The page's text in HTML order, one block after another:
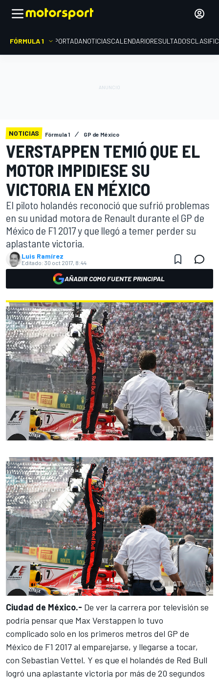
FÓRMULA 1 PORTADANOTICIASCALENDARIORESULTADOS
NOTICIAS Fórmula 1 GP de México
VERSTAPPEN TEMIÓ QUE EL
MOTOR IMPIDIESE SU
VICTORIA EN MÉXICO
El piloto holandés reconoció que sufrió problemas
en su unidad motora de Renault durante el GP de
México de F1 2017 y que llegó a temer perder su
aplastante victoria.
Luis Ramírez
Editado: 30 oct 2017, 8:44
AÑADIR COMO FUENTE PRINCIPAL
Ciudad de México.- De ver la carrera por televisión se
podría pensar que Max Verstappen lo tuvo
complicado solo en los primeros metros del GP de
México de F1 2017 al emparejarse, y llegarse a tocar,
con Sebastian Vettel. Y es que el holandés de Red Bull
logró una aplastante victoria por más de 20 segundos